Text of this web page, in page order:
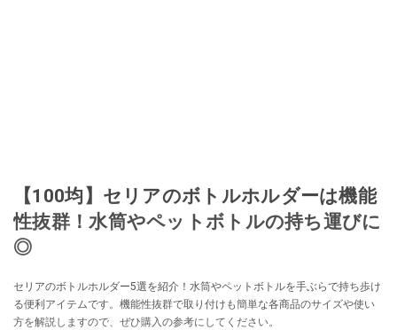
【100均】セリアのボトルホルダーは機能
性抜群！水筒やペットボトルの持ち運びに
◎
セリアのボトルホルダー5選を紹介！水筒やペットボトルを手ぶらで持ち歩け
る便利アイテムです。機能性抜群で取り付けも簡単な各商品のサイズや使い
方を解説しますので、ぜひ購入の参考にしてください。